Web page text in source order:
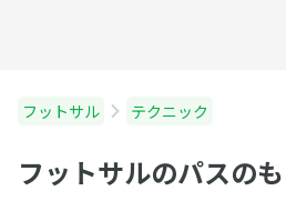
フットサル テクニック
フットサルのパスの